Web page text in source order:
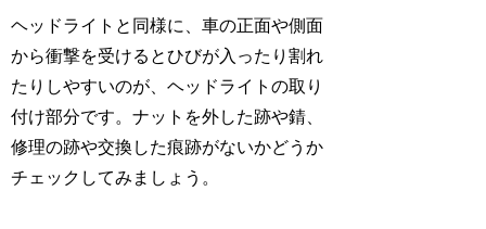
ヘッドライトと同様に、車の正面や側面
から衝撃を受けるとひびが入ったり割れ
たりしやすいのが、ヘッドライトの取り
付け部分です。ナットを外した跡や錆、
修理の跡や交換した痕跡がないかどうか
チェックしてみましょう。